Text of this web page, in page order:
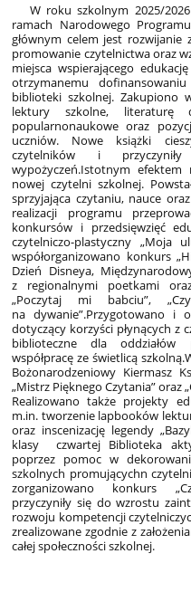
W roku szkolnym 2025/2026
ramach Narodowego
głównym celem jest rozwijanie
promowanie czytelnictwa oraz
miejsca wspierającego
otrzymanemu
biblioteki szkolnej. Zakupiono
lektury szkolne, literaturę
popularnonaukowe oraz
uczniów. Nowe książki
czytelników i
wypożyczeń.Istotnym efektem
nowej czytelni szkolnej.
sprzyjająca czytaniu, nauce
realizacji programu
konkursów i przedsięwzięć
czytelniczo-plastyczny „Moja
współorganizowano konkurs
Dzień Disneya,
z regionalnymi poetkami
„Poczytaj mi babciu”,
na dywanie”.Przygotowano
dotyczący korzyści płynących z
biblioteczne dla oddziałów
współpracę ze świetlicą
Bożonarodzeniowy Kiermasz
„Mistrz Pięknego Czytania” oraz
Realizowano także projekty
m.in. tworzenie lapbooków
oraz inscenizację legendy
klasy czwartej Biblioteka
poprzez pomoc w
szkolnych promującychn
zorganizowano konkurs
przyczyniły się do wzrostu
rozwoju kompetencji
zrealizowane zgodnie z
całej społeczności szkolnej.